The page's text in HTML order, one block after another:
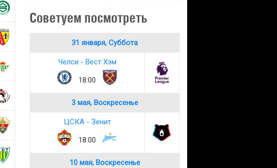
Советуем посмотреть
31 января, Суббота
Челси - Вест Хэм
18:00
3 мая, Воскресенье
ЦСКА - Зенит
18:00
10 мая, Воскресенье